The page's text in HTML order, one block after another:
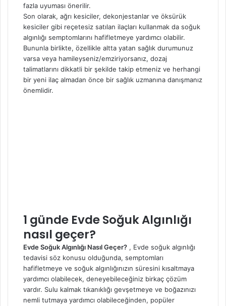
fazla uyuması önerilir.
Son olarak, ağrı kesiciler, dekonjestanlar ve öksürük
kesiciler gibi reçetesiz satılan ilaçları kullanmak da soğuk
algınlığı semptomlarını hafifletmeye yardımcı olabilir.
Bununla birlikte, özellikle altta yatan sağlık durumunuz
varsa veya hamileyseniz/emziriyorsanız, dozaj
talimatlarını dikkatli bir şekilde takip etmeniz ve herhangi
bir yeni ilaç almadan önce bir sağlık uzmanına danışmanız
önemlidir.
1 günde Evde Soğuk Algınlığı
nasıl geçer?
Evde Soğuk Algınlığı Nasıl Geçer? , Evde soğuk algınlığı
tedavisi söz konusu olduğunda, semptomları
hafifletmeye ve soğuk algınlığınızın süresini kısaltmaya
yardımcı olabilecek, deneyebileceğiniz birkaç çözüm
vardır. Sulu kalmak tıkanıklığı gevşetmeye ve boğazınızı
nemli tutmaya yardımcı olabileceğinden, popüler